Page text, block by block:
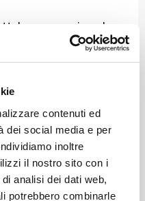
contenuti ed
dei social media e per
inoltre
il nostro sito con i
analisi dei dati web,
potrebbero combinarle
a gennaio e da
puoi
strutturate per
, come la
una presentazione.